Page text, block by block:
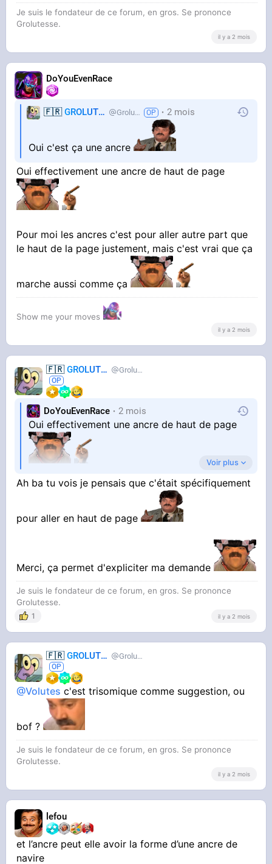
Je suis le fondateur de ce forum, en gros. Se prononce
Grolutesse.
il y a 2 mois
DoYouEvenRace
🇫🇷GROLUTES Grolutes 2 mois
Oui c'est ça une ancre
Oui effectivement une ancre de haut de page
Pour moi les ancres c'est pour aller autre part que
le haut de la page justement, mais c'est vrai que ça
marche aussi comme ça
Show me your moves
il y a 2 mois
🇫🇷GROLUTES Grolutes
DoYouEvenRace 2 mois
Oui effectivement une ancre de haut de page
Pour moi les ancres c'est pour aller autre part
que le haut de la page justement, mais c'est
Voir plus
Ah ba tu vois je pensais que c'était spécifiquement
pour aller en haut de page
Merci, ça permet d'expliciter ma demande
Je suis le fondateur de ce forum, en gros. Se prononce
Grolutesse.
1 il y a 2 mois
🇫🇷GROLUTES Grolutes
@Volutes c'est trisomique comme suggestion, ou
bof ?
Je suis le fondateur de ce forum, en gros. Se prononce
Grolutesse.
il y a 2 mois
lefou
et l’ancre peut elle avoir la forme d’une ancre de
navire